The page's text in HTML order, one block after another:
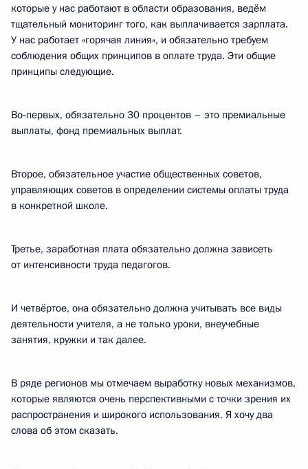
которые у нас работают в области образования, ведём
тщательный мониторинг того, как выплачивается зарплата.
У нас работает «горячая линия», и обязательно требуем
соблюдения общих принципов в оплате труда. Эти общие
принципы следующие.
Во‑первых, обязательно 30 процентов – это премиальные
выплаты, фонд премиальных выплат.
Второе, обязательное участие общественных советов,
управляющих советов в определении системы оплаты труда
в конкретной школе.
Третье, заработная плата обязательно должна зависеть
от интенсивности труда педагогов.
И четвёртое, она обязательно должна учитывать все виды
деятельности учителя, а не только уроки, внеучебные
занятия, кружки и так далее.
В ряде регионов мы отмечаем выработку новых механизмов,
которые являются очень перспективными с точки зрения их
распространения и широкого использования. Я хочу два
слова об этом сказать.